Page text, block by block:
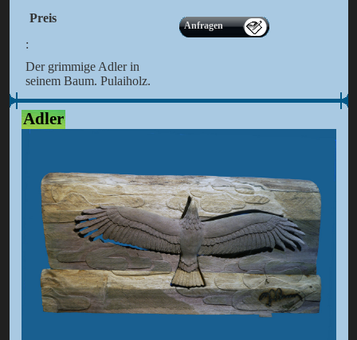
Preis
:
Anfragen
Der grimmige Adler in
seinem Baum. Pulaiholz.
Adler